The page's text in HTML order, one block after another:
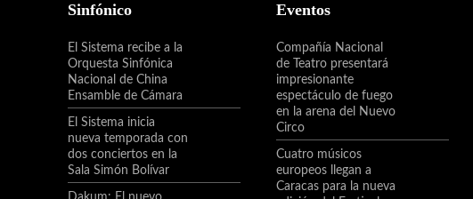
Sinfónico
El Sistema recibe a la
Orquesta Sinfónica
Nacional de China
Ensamble de Cámara
El Sistema inicia
nueva temporada con
dos conciertos en la
Sala Simón Bolívar
Eventos
Compañía Nacional
de Teatro presentará
impresionante
espectáculo de fuego
en la arena del Nuevo
Circo
Cuatro músicos
europeos llegan a
Caracas para la nueva